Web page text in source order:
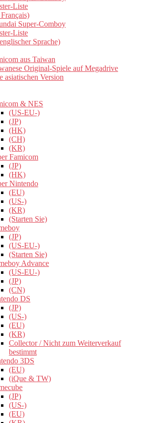
Liste
Super-Comboy
Liste
Sprache)
aus Taiwan
Original-Spiele auf Megadrive
asiatischen Version
& NES
(US-EU-)
(JP)
(HK)
(CH)
(KR)
Famicom
(JP)
(HK)
Nintendo
(EU)
(US-)
(KR)
(Starten Sie)
(JP)
(US-EU-)
(Starten Sie)
Advance
(US-EU-)
(JP)
(CN)
DS
(JP)
(US-)
(EU)
(KR)
Collector / Nicht zum Weiterverkauf
bestimmt
3DS
(EU)
(iQue & TW)
(JP)
(US-)
(EU)